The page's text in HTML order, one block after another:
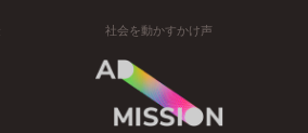
社会を動かすかけ声